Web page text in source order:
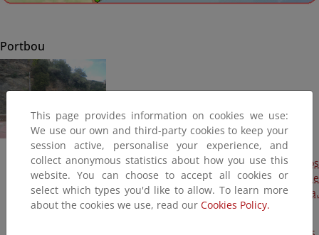
Portbou
Obra de emergencia para la reparación de los daños
producidos por los temporales del mes de diciembre de
2016 en las costas de la provincia de Girona.
Desprendimiento sobre el paseo de Portbou (Terminada)
This page provides information on cookies we use:
We use our own and third-party cookies to keep your
session active, personalise your experience, and
collect anonymous statistics about how you use this
website. You can choose to accept all cookies or
select which types you'd like to allow. To learn more
about the cookies we use, read our Cookies Policy.